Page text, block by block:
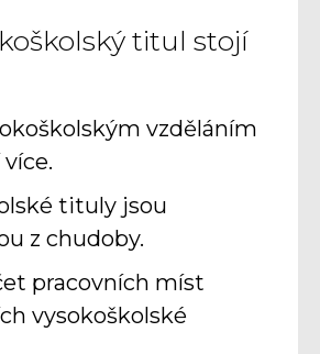
titul stojí
vzděláním
tituly jsou
z chudoby.
pracovních míst
vysokoškolské